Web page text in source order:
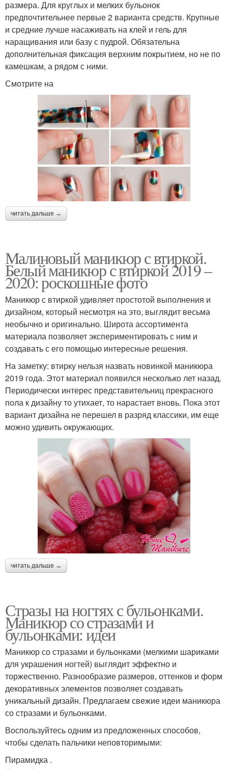
размера. Для круглых и мелких бульонок
предпочтительнее первые 2 варианта средств. Крупные
и средние лучше насаживать на клей и гель для
наращивания или базу с пудрой. Обязательна
дополнительная фиксация верхним покрытием, но не по
камешкам, а рядом с ними.
Смотрите на
читать дальше →
Малиновый маникюр с втиркой.
Белый маникюр с втиркой 2019 –
2020: роскошные фото
Маникюр с втиркой удивляет простотой выполнения и
дизайном, который несмотря на это, выглядит весьма
необычно и оригинально. Широта ассортимента
материала позволяет экспериментировать с ним и
создавать с его помощью интересные решения.
На заметку: втирку нельзя назвать новинкой маникюра
2019 года. Этот материал появился несколько лет назад.
Периодически интерес представительниц прекрасного
пола к дизайну то утихает, то нарастает вновь. Пока этот
вариант дизайна не перешел в разряд классики, им еще
можно удивить окружающих.
читать дальше →
Стразы на ногтях с бульонками.
Маникюр со стразами и
бульонками: идеи
Маникюр со стразами и бульонками (мелкими шариками
для украшения ногтей) выглядит эффектно и
торжественно. Разнообразие размеров, оттенков и форм
декоративных элементов позволяет создавать
уникальный дизайн. Предлагаем свежие идеи маникюра
со стразами и бульонками.
Воспользуйтесь одним из предложенных способов,
чтобы сделать пальчики неповторимыми:
Пирамидка .